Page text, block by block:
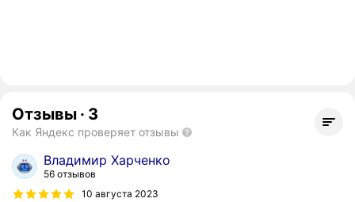
Отзывы · 3
Как Яндекс проверяет отзывы
Владимир Харченко
56 отзывов
10 августа 2023